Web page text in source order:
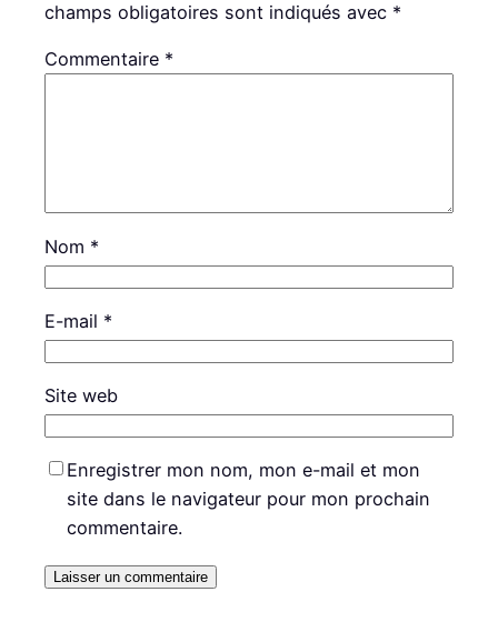
champs obligatoires sont indiqués avec *
Commentaire *
Nom *
E-mail *
Site web
Enregistrer mon nom, mon e-mail et mon
site dans le navigateur pour mon prochain
commentaire.